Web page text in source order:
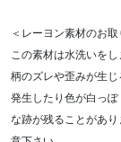
＜レーヨン素材のお
この素材は水洗いを
柄のズレや歪みが生
発生したり色が白っ
な跡が残ることがあ